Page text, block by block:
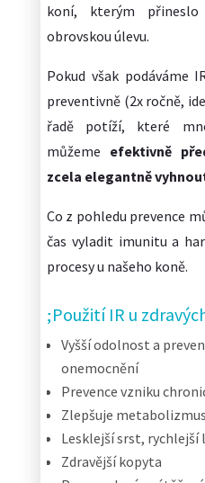
koní, kterým
obrovskou úlevu.
Pokud však podáváme
preventivně (2x ročně,
řadě potíží, které
můžeme efektivně
zcela elegantně
Co z pohledu prevence
čas vyladit imunitu a
procesy u našeho koně.
Použití IR u
Vyšší odolnost a
onemocnění
Prevence vzniku
Zlepšuje
Lesklejší srst, rychlejší
Zdravější kopyta